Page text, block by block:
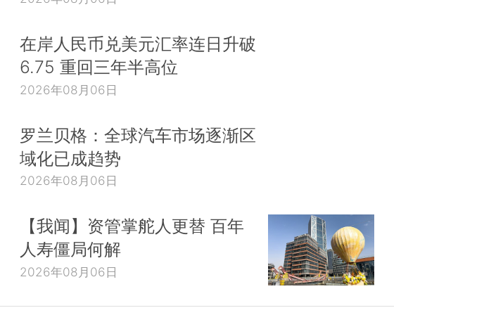
在岸人民币兑美元汇率连日升破
6.75 重回三年半高位
2026年08月06日
罗兰贝格：全球汽车市场逐渐区
域化已成趋势
2026年08月06日
【我闻】资管掌舵人更替 百年
人寿僵局何解
2026年08月06日